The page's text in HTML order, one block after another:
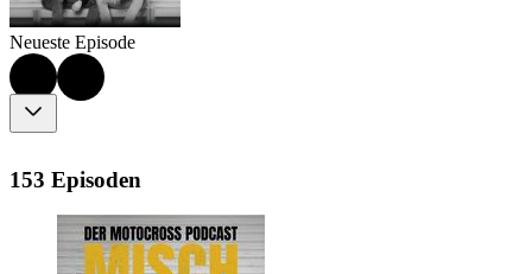
Neueste Episode
153 Episoden